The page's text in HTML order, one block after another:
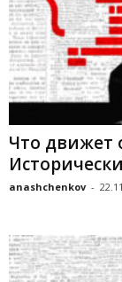
Что движет
anashchenkov -